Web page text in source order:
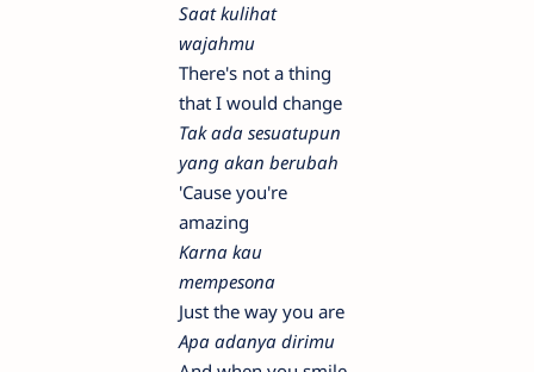
Saat kulihat
wajahmu
There's not a thing
that I would change
Tak ada sesuatupun
yang akan berubah
'Cause you're
amazing
Karna kau
mempesona
Just the way you are
Apa adanya dirimu